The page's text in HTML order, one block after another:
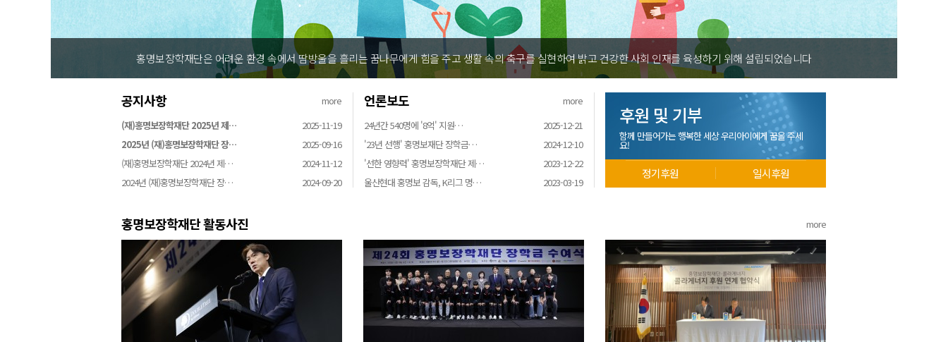
홍명보장학재단은 어려운 환경 속에서 땀방울을 흘리는 꿈나무에게 힘을 주고 생활 속의 축구를 실현하여 밝고 건강한 사회 인재를 육성하기 위해 설립되었습니다
공지사항
more
(재)홍명보장학재단 2025년 제…
2025-11-19
2025년 (재)홍명보장학재단 장…
2025-09-16
(재)홍명보장학재단 2024년 제…
2024-11-12
2024년 (재)홍명보장학재단 장…
2024-09-20
언론보도
more
24년간 540명에 '8억' 지원…
2025-12-21
'23년 선행' 홍명보재단 장학금…
2024-12-10
'선한 영향력' 홍명보장학재단 제…
2023-12-22
울산현대 홍명보 감독, K리그 명…
2023-03-19
후원 및 기부
함께 만들어가는 행복한 세상 우리아이에게 꿈을 주세
요!
정기후원 일시후원
홍명보장학재단 활동사진 more